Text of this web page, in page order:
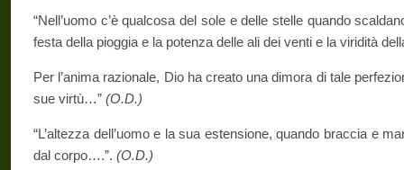
“Nell’uomo c’è qualcosa del sole e delle stelle quando
festa della pioggia e la potenza delle ali dei venti e la viridità
Per l’anima razionale, Dio ha creato una dimora di tale
sue virtù…” (O.D.)
“L’altezza dell’uomo e la sua estensione, quando braccia e
dal corpo….”. (O.D.)